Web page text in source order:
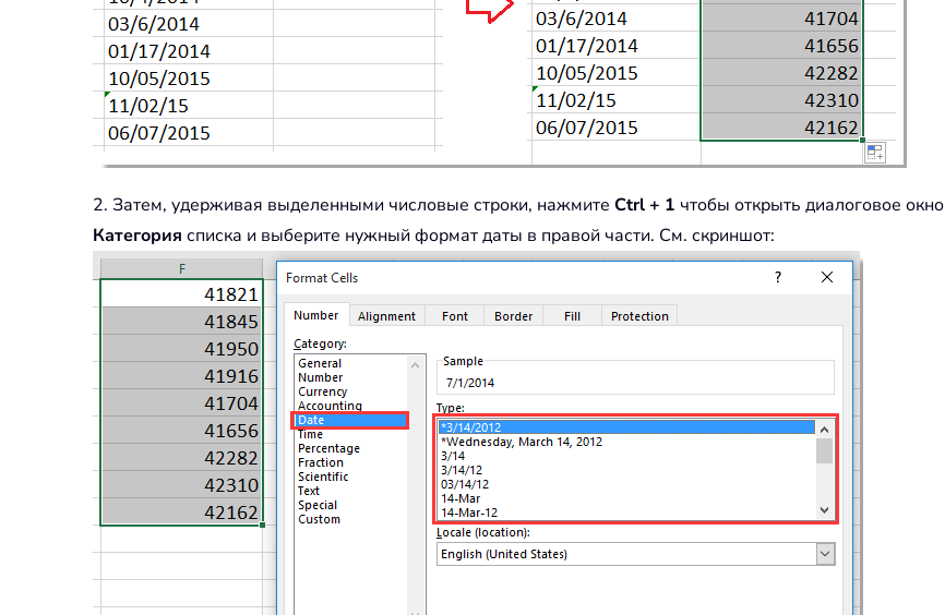
2. Затем, удерживая выделенными числовые строки, нажмите Ctrl + 1 чтобы открыть диалоговое окно
Категория списка и выберите нужный формат даты в правой части. См. скриншот: